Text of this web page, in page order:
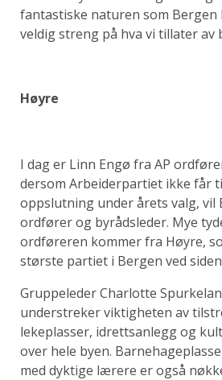
fantastiske naturen som Bergen
veldig streng på hva vi tillater av
Høyre
I dag er Linn Engø fra AP
dersom Arbeiderpartiet ikke får
oppslutning under årets valg, vil
ordfører og byrådsleder. Mye
ordføreren kommer fra Høyre,
største partiet i Bergen ved siden
Gruppeleder Charlotte
understreker viktigheten av
lekeplasser, idrettsanlegg og
over hele byen.
med dyktige lærere er også